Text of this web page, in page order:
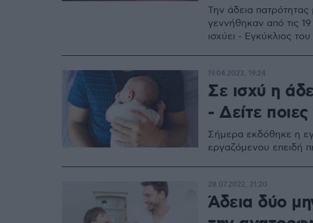
Την άδεια
γεννήθηκαν από τις
ισχύει - Εγκύκλιος
Σε ισχύ η
- Δείτε ποιες
Σήμερα εκδόθηκε η
εργαζόμενου επειδή
19.04.2023, 19:24
Άδεια δύο
28.07.2022, 21:20